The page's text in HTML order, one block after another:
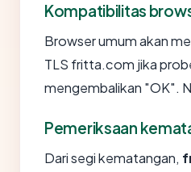
Kompatibilitas
Browser umum akan
TLS fritta.com jika
mengembalikan "OK".
Pemeriksaan
Dari segi kematangan,